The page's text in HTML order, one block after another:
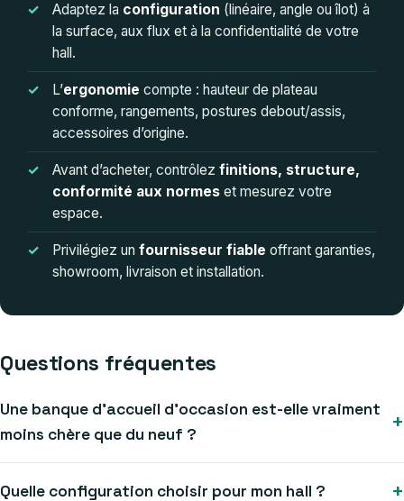
Adaptez la configuration (linéaire, angle ou îlot) à
la surface, aux flux et à la confidentialité de votre
hall.
L’ergonomie compte : hauteur de plateau
conforme, rangements, postures debout/assis,
accessoires d’origine.
Avant d’acheter, contrôlez finitions, structure,
conformité aux normes et mesurez votre
espace.
Privilégiez un fournisseur fiable offrant garanties,
showroom, livraison et installation.
Questions fréquentes
Une banque d’accueil d’occasion est-elle vraiment
moins chère que du neuf ?
Quelle configuration choisir pour mon hall ?